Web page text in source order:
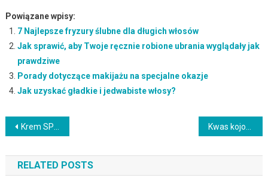
Powiązane wpisy:
7 Najlepsze fryzury ślubne dla długich włosów
Jak sprawić, aby Twoje ręcznie robione ubrania wyglądały jak
prawdziwe
Porady dotyczące makijażu na specjalne okazje
Jak uzyskać gładkie i jedwabiste włosy?
Nawigacja
wpisu
Krem SPF 50 do cery trądzikowej – ochrona i pielęgnacja skóry Kwas kojowy – właściwości, działanie i zastosowanie w kosmetykach
RELATED POSTS